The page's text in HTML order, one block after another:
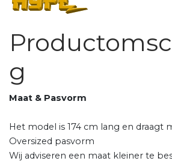
g
Maat & Pasvorm
Het model is 174 cm lang en draagt
Oversized pasvorm
Wij adviseren een maat kleiner te